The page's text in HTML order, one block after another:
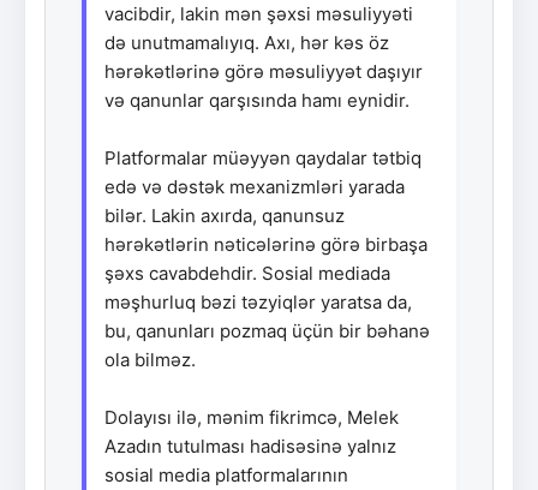
vacibdir, lakin mən şəxsi məsuliyyəti
də unutmamalıyıq. Axı, hər kəs öz
hərəkətlərinə görə məsuliyyət daşıyır
və qanunlar qarşısında hamı eynidir.
Platformalar müəyyən qaydalar tətbiq
edə və dəstək mexanizmləri yarada
bilər. Lakin axırda, qanunsuz
hərəkətlərin nəticələrinə görə birbaşa
şəxs cavabdehdir. Sosial mediada
məşhurluq bəzi təzyiqlər yaratsa da,
bu, qanunları pozmaq üçün bir bəhanə
ola bilməz.
Dolayısı ilə, mənim fikrimcə, Melek
Azadın tutulması hadisəsinə yalnız
sosial media platformalarının